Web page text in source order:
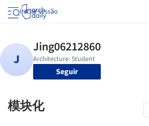
Iniciar sessão
Seguir
模块化